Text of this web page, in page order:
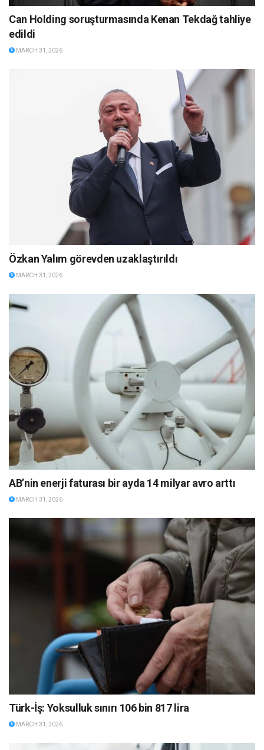
Can Holding soruşturmasında Kenan Tekdağ tahliye
edildi
MARCH 31, 2026
Özkan Yalım görevden uzaklaştırıldı
MARCH 31, 2026
AB’nin enerji faturası bir ayda 14 milyar avro arttı
MARCH 31, 2026
Türk-İş: Yoksulluk sınırı 106 bin 817 lira
MARCH 31, 2026